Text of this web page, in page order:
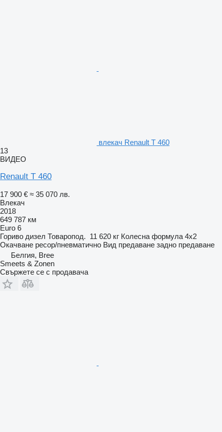
влекач Renault T 460
13
ВИДЕО
Renault T 460
17 900 € ≈ 35 070 лв.
Влекач
2018
649 787 км
Euro 6
Гориво дизел Товаропод. 11 620 кг Колесна формула 4x2
Окачване ресор/пневматично Вид предаване задно предаване
Белгия, Bree
Smeets & Zonen
Свържете се с продавача